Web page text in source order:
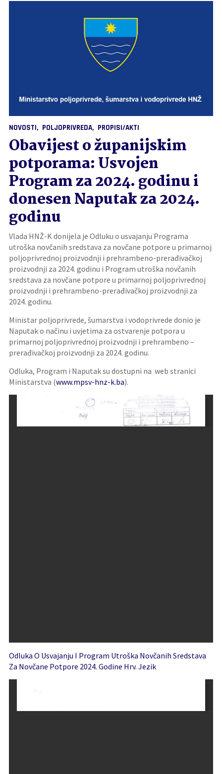
NOVOSTI POLJOPRIVREDA PROPISI/AKTI
Obavijest o županijskim
potporama: Usvojen
Program za 2024. godinu i
donesen Naputak za 2024.
godinu
Vlada HNŽ-K donijela je Odluku o usvajanju Programa
utroška novčanih sredstava za novčane potpore u primarnoj
poljoprivrednoj proizvodnji i prehrambeno-prerađivačkoj
proizvodnji za 2024. godinu i Program utroška novčanih
sredstava za novčane potpore u primarnoj poljoprivrednoj
proizvodnji i prehrambeno-prerađivačkoj proizvodnji za
2024. godinu.
Ministar poljoprivrede, šumarstva i vodoprivrede donio je
Naputak o načinu i uvjetima za ostvarenje potpora u
primarnoj poljoprivrednoj proizvodnji i prehrambeno –
prerađivačkoj proizvodnji za 2024. godinu.
Odluka, Program i Naputak su dostupni na web stranici
Ministarstva (www.mpsv-hnz-k.ba).
Odluka O Usvajanju I Program Utroška Novčanih Sredstava
Za Novčane Potpore 2024. Godine Hrv. Jezik